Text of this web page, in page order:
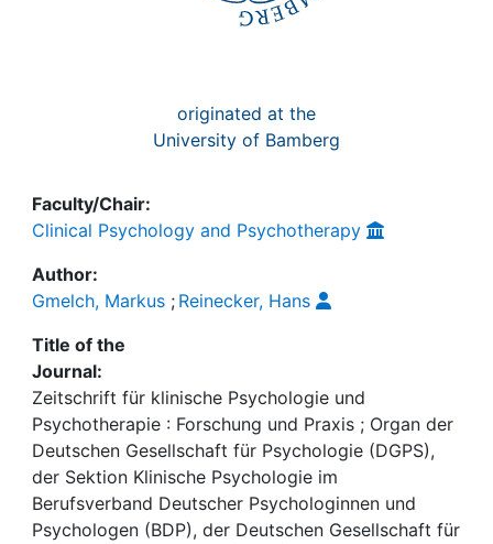
originated at the
University of Bamberg
Faculty/Chair:
Clinical Psychology and Psychotherapy
Author:
Gmelch, Markus ; Reinecker, Hans
Title of the
Journal:
Zeitschrift für klinische Psychologie und
Psychotherapie : Forschung und Praxis ; Organ der
Deutschen Gesellschaft für Psychologie (DGPS),
der Sektion Klinische Psychologie im
Berufsverband Deutscher Psychologinnen und
Psychologen (BDP), der Deutschen Gesellschaft für